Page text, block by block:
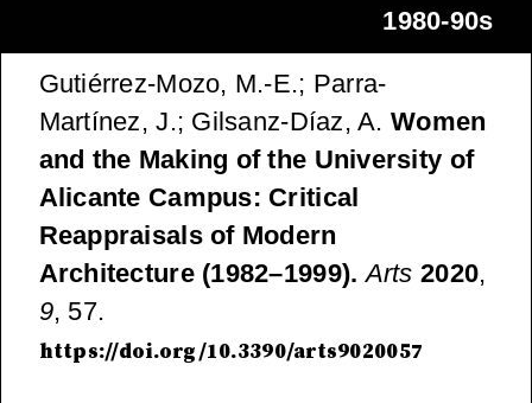
1980-90s
Gutiérrez-Mozo, M.-E.; Parra-
Martínez, J.; Gilsanz-Díaz, A. Women
and the Making of the University of
Alicante Campus: Critical
Reappraisals of Modern
Architecture (1982–1999). Arts 2020,
9, 57.
https://doi.org/10.3390/arts9020057